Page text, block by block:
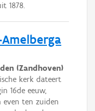
1878.
(Zandhoven)
kerk dateert
16de eeuw,
even ten zuiden